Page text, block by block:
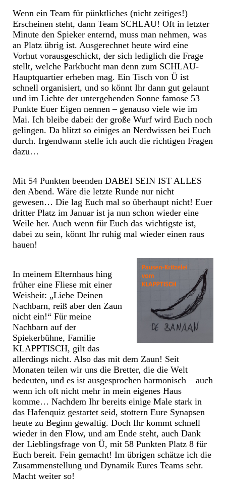
Wenn ein Team für pünktliches (nicht zeitiges!)
Erscheinen steht, dann Team SCHLAU! Oft in letzter
Minute den Spieker enternd, muss man nehmen, was
an Platz übrig ist. Ausgerechnet heute wird eine
Vorhut vorausgeschickt, der sich lediglich die Frage
stellt, welche Parkbucht man denn zum SCHLAU-
Hauptquartier erheben mag. Ein Tisch von Ü ist
schnell organisiert, und so könnt Ihr dann gut gelaunt
und im Lichte der untergehenden Sonne famose 53
Punkte Euer Eigen nennen – genauso viele wie im
Mai. Ich bleibe dabei: der große Wurf wird Euch noch
gelingen. Da blitzt so einiges an Nerdwissen bei Euch
durch. Irgendwann stelle ich auch die richtigen Fragen
dazu…
Mit 54 Punkten beenden DABEI SEIN IST ALLES
den Abend. Wäre die letzte Runde nur nicht
gewesen… Die lag Euch mal so überhaupt nicht! Euer
dritter Platz im Januar ist ja nun schon wieder eine
Weile her. Auch wenn für Euch das wichtigste ist,
dabei zu sein, könnt Ihr ruhig mal wieder einen raus
hauen!
In meinem Elternhaus hing
früher eine Fliese mit einer
Weisheit: „Liebe Deinen
Nachbarn, reiß aber den Zaun
nicht ein!“ Für meine
Nachbarn auf der
Spiekerbühne, Familie
KLAPPTISCH, gilt das
allerdings nicht. Also das mit dem Zaun! Seit
Monaten teilen wir uns die Bretter, die die Welt
bedeuten, und es ist ausgesprochen harmonisch – auch
wenn ich oft nicht mehr in mein eigenes Haus
komme… Nachdem Ihr bereits einige Male stark in
das Hafenquiz gestartet seid, stottern Eure Synapsen
heute zu Beginn gewaltig. Doch Ihr kommt schnell
wieder in den Flow, und am Ende steht, auch Dank
der Lieblingsfrage von Ü, mit 58 Punkten Platz 8 für
Euch bereit. Fein gemacht! Im übrigen schätze ich die
Zusammenstellung und Dynamik Eures Teams sehr.
Macht weiter so!